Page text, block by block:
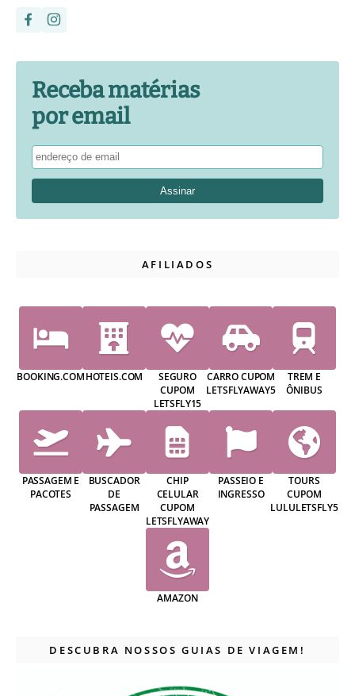
Receba matérias
por email
AFILIADOS
BOOKING.COMHOTEIS.COM
SEGURO
CUPOM
LETSFLY15
CARRO CUPOM
LETSFLYAWAY5
TREM E
ÔNIBUS
PASSAGEM E
PACOTES
BUSCADOR
DE
PASSAGEM
CHIP
CELULAR
CUPOM
LETSFLYAWAY
PASSEIO E
INGRESSO
TOURS
CUPOM
LULULETSFLY5
AMAZON
DESCUBRA NOSSOS GUIAS DE VIAGEM!